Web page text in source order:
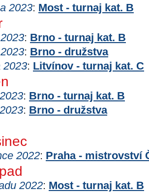
2023: Most - turnaj kat. B
: Brno - turnaj kat. B
: Brno - družstva
2023: Litvínov - turnaj kat. C
: Brno - turnaj kat. B
: Brno - družstva
2022: Praha - mistrovství
2022: Most - turnaj kat. B